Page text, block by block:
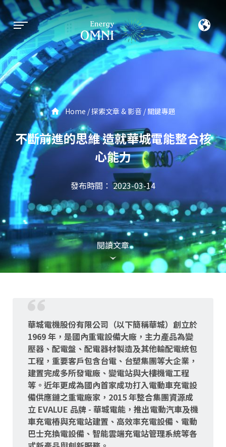
Home 探索文章 & 影音 關鍵專題
不斷前進的思維 造就華城電能整合核
心能力
發布時間： 2023-03-14
閱讀文章
華城電機股份有限公司（以下簡稱華城）創立於
1969 年，是國內重電設備大廠，主力產品為變
壓器、配電盤、配電器材製造及其他輸配電統包
工程，重要客戶包含台電、台塑集團等大企業，
建置完成多所發電廠、變電站與大樓機電工程
等。近年更成為國內首家成功打入電動車充電設
備供應鏈之重電廠家，2015 年整合集團資源成
立 EVALUE 品牌 - 華城電能，推出電動汽車及機
車充電樁與充電站建置、高效率充電設備、電動
巴士充換電設備、智能雲端充電站管理系統等各